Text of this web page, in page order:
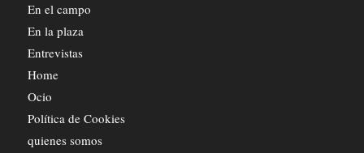
En el campo
En la plaza
Entrevistas
Home
Ocio
Política de Cookies
quienes somos